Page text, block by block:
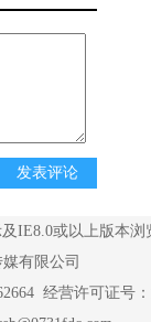
IE8.0或以上版本浏
有限公司
经营许可证号：